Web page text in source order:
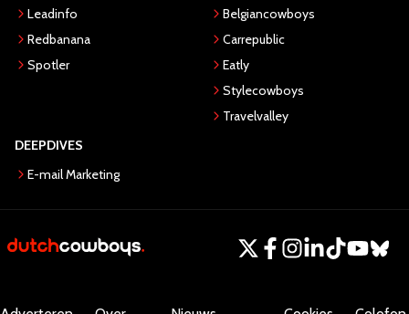
Leadinfo
Redbanana
Spotler
Belgiancowboys
Carrepublic
Eatly
Stylecowboys
Travelvalley
DEEPDIVES
E-mail Marketing